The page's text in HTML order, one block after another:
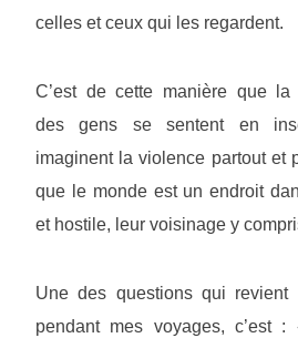
celles et ceux qui les regardent.
C’est de cette manière que la
des gens se sentent en
imaginent la violence partout et
que le monde est un endroit
et hostile, leur voisinage y
Une des questions qui revient
pendant mes voyages, c’est :